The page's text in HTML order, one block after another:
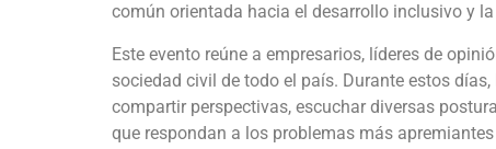
común orientada hacia el desarrollo inclusivo y
Este evento reúne a empresarios, líderes de
sociedad civil de todo el país. Durante estos
compartir perspectivas, escuchar diversas
que respondan a los problemas más